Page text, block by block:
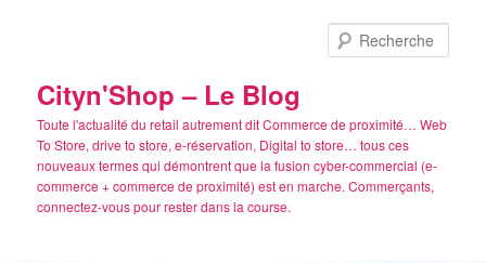
Cityn'Shop – Le Blog
Toute l'actualité du retail autrement dit Commerce de proximité… Web
To Store, drive to store, e-réservation, Digital to store… tous ces
nouveaux termes qui démontrent que la fusion cyber-commercial (e-
commerce + commerce de proximité) est en marche. Commerçants,
connectez-vous pour rester dans la course.